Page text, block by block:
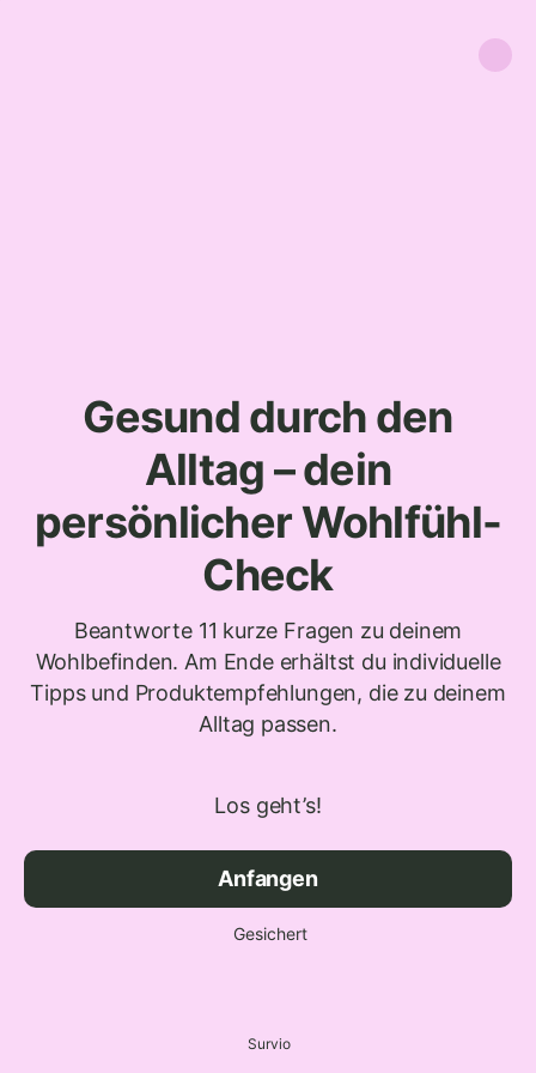
Gesund durch den
Alltag – dein
persönlicher Wohlfühl-
Check
Beantworte 11 kurze Fragen zu deinem
Wohlbefinden. Am Ende erhältst du individuelle
Tipps und Produktempfehlungen, die zu deinem
Alltag passen.
Los geht’s!
Anfangen
Gesichert
Survio